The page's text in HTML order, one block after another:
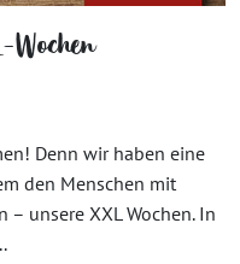
Denn wir haben eine
den Menschen mit
unsere XXL Wochen. In